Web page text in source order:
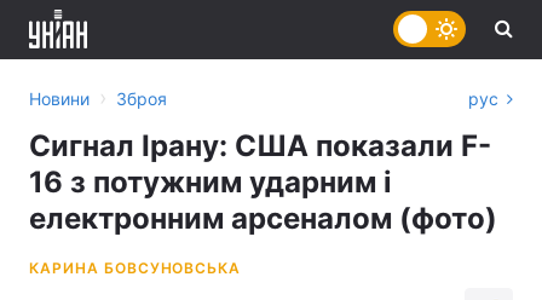
Новини › Зброя рус
Сигнал Ірану: США показали F-
16 з потужним ударним і
електронним арсеналом (фото)
КАРИНА БОВСУНОВСЬКА